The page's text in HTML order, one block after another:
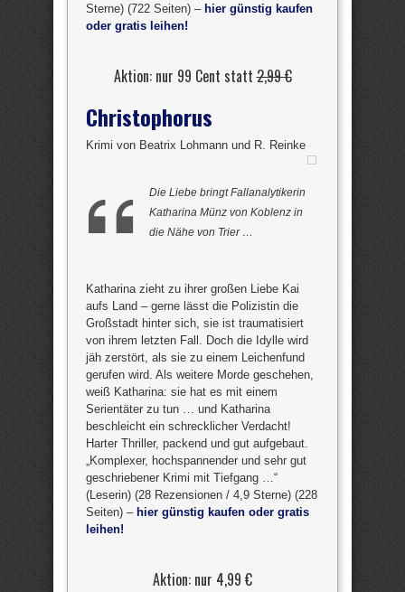
Sterne) (722 Seiten) – hier günstig kaufen
oder gratis leihen!
Aktion: nur 99 Cent statt2,99 €
Christophorus
Krimi von Beatrix Lohmann und R. Reinke
Die Liebe bringt Fallanalytikerin
Katharina Münz von Koblenz in
die Nähe von Trier …
Katharina zieht zu ihrer großen Liebe Kai
aufs Land – gerne lässt die Polizistin die
Großstadt hinter sich, sie ist traumatisiert
von ihrem letzten Fall. Doch die Idylle wird
jäh zerstört, als sie zu einem Leichenfund
gerufen wird. Als weitere Morde geschehen,
weiß Katharina: sie hat es mit einem
Serientäter zu tun … und Katharina
beschleicht ein schrecklicher Verdacht!
Harter Thriller, packend und gut aufgebaut.
„Komplexer, hochspannender und sehr gut
geschriebener Krimi mit Tiefgang …“
(Leserin) (28 Rezensionen / 4,9 Sterne) (228
Seiten) – hier günstig kaufen oder gratis
leihen!
Aktion: nur 4,99 €